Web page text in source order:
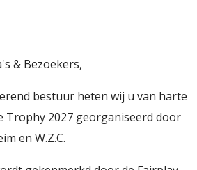
& Bezoekers,
bestuur heten wij u van harte
Trophy 2027 georganiseerd door
en W.Z.C.